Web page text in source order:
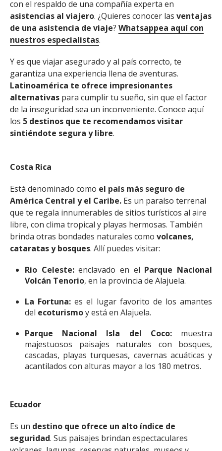
con el respaldo de una compañía experta en
asistencias al viajero. ¿Quieres conocer las ventajas
de una asistencia de viaje? Whatsappea aquí con
nuestros especialistas.
Y es que viajar asegurado y al país correcto, te
garantiza una experiencia llena de aventuras.
Latinoamérica te ofrece impresionantes
alternativas para cumplir tu sueño, sin que el factor
de la inseguridad sea un inconveniente. Conoce aquí
los 5 destinos que te recomendamos visitar
sintiéndote segura y libre.
Costa Rica
Está denominado como el país más seguro de
América Central y el Caribe. Es un paraíso terrenal
que te regala innumerables de sitios turísticos al aire
libre, con clima tropical y playas hermosas. También
brinda otras bondades naturales como volcanes,
cataratas y bosques. Allí puedes visitar:
Rio Celeste:enclavado en el Parque Nacional
Volcán Tenorio, en la provincia de Alajuela.
La Fortuna: es el lugar favorito de los amantes
del ecoturismoy está en Alajuela.
Parque Nacional Isla del Coco:muestra
majestuosos paisajes naturales con bosques,
cascadas, playas turquesas, cavernas acuáticas y
acantilados con alturas mayor a los 180 metros.
Ecuador
Es un destino que ofrece un alto índice de
seguridad. Sus paisajes brindan espectaculares